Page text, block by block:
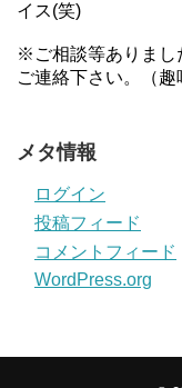
イス(笑)
※ご相談等ありまし
ご連絡下さい。（趣
メタ情報
ログイン
投稿フィード
コメントフィード
WordPress.org